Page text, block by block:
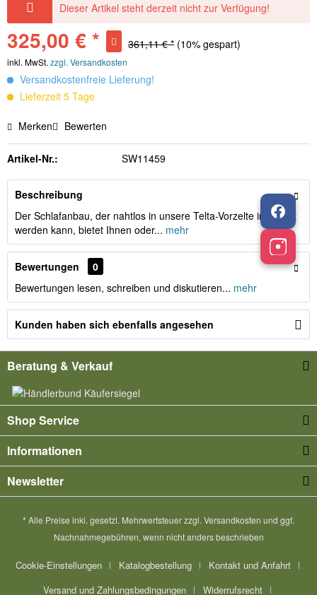
Dieser Artikel steht derzeit nicht zur Verfügung!
325,00 € * 361,11 € * (10% gespart)
inkl. MwSt. zzgl. Versandkosten
Versandkostenfreie Lieferung!
Lieferzeit 5 Tage
Merken Bewerten
Artikel-Nr.: SW11459
Beschreibung
Der Schlafanbau, der nahtlos in unsere Telta-Vorzelte integriert
werden kann, bietet Ihnen oder... mehr
Bewertungen
0
Bewertungen lesen, schreiben und diskutieren... mehr
Kunden haben sich ebenfalls angesehen
Beratung & Verkauf
Shop Service
Informationen
Newsletter
* Alle Preise inkl. gesetzl. Mehrwertsteuer zzgl. Versandkosten und ggf.
Nachnahmegebühren, wenn nicht anders beschrieben
Cookie-Einstellungen Katalogbestellung
Kontakt und Anfahrt
Versand und Zahlungsbedingungen
Widerrufsrecht